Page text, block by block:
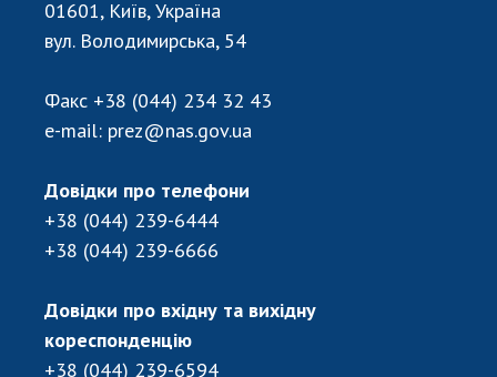
Відкрита наука в НАН України
Підготовка наукових кадрів
Членство в міжнародних організаціях
Міжнародні угоди
Міжнародні програми та конкурси
ДОКУМЕНТИ
Нормативні акти НАН України
01601, Київ, Україна
вул. Володимирська, 54
Факс +38 (044) 234 32 43
e-mail: prez@nas.gov.ua
Довідки про телефони
+38 (044) 239-6444
+38 (044) 239-6666
Довідки про вхідну та вихідну
кореспонденцію
+38 (044) 239-6594